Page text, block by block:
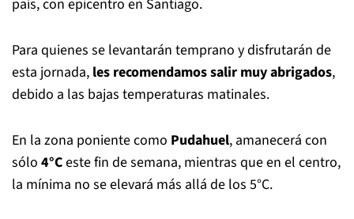
país, con epicentro en Santiago.
Para quienes se levantarán temprano y disfrutarán de
esta jornada, les recomendamos salir muy abrigados,
debido a las bajas temperaturas matinales.
En la zona poniente como Pudahuel, amanecerá con
sólo 4°Ceste fin de semana, mientras que en el centro,
la mínima no se elevará más allá de los 5°C.